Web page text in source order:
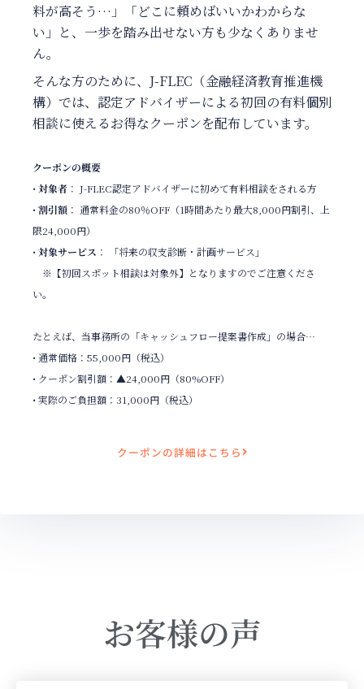
料が高そう…」「どこに頼めばいいかわからな
い」と、一歩を踏み出せない方も少なくありませ
ん。
そんな方のために、 J-FLEC（金融経済教育推進機
構）では、認定アドバイザーによる初回の有料個別
相談に使えるお得なクーポンを配布しています。
クーポンの概要
• 対象者 ： J-FLEC認定アドバイザーに初めて有料相談をされる方
• 割引額 ： 通常料金の80％OFF（1時間あたり最大8,000円割引、上
限24,000円）
• 対象サービス ： 「将来の収支診断・計画サービス」
※【初回スポット相談は対象外】となりますのでご注意くださ
い。
たとえば、当事務所の「キャッシュフロー提案書作成」の場合…
• 通常価格：55,000円（税込）
• クーポン割引額：▲24,000円（80%OFF）
• 実際のご負担額：31,000円（税込）
クーポンの詳細はこちら
お客様の声